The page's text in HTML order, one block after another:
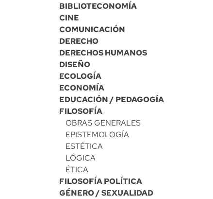
BIBLIOTECONOMÍA
CINE
COMUNICACIÓN
DERECHO
DERECHOS HUMANOS
DISEÑO
ECOLOGÍA
ECONOMÍA
EDUCACIÓN / PEDAGOGÍA
FILOSOFÍA
OBRAS GENERALES
EPISTEMOLOGÍA
ESTÉTICA
LÓGICA
ÉTICA
FILOSOFÍA POLÍTICA
GÉNERO / SEXUALIDAD